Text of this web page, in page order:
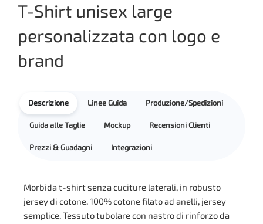
T-Shirt unisex large
personalizzata con logo e
brand
Descrizione Linee Guida Produzione/Spedizioni
Guida alle Taglie Mockup Recensioni Clienti
Prezzi & Guadagni Integrazioni
Morbida t-shirt senza cuciture laterali, in robusto
jersey di cotone. 100% cotone filato ad anelli, jersey
semplice. Tessuto tubolare con nastro di rinforzo da